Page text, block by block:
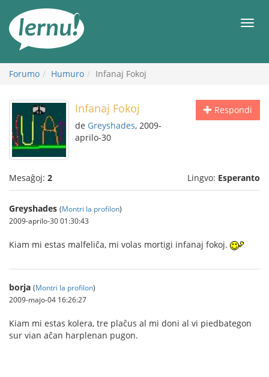
enhavo
Forumo Humuro Infanaj Fokoj
Respondi
Infanaj Fokoj
de Greyshades, 2009-
aprilo-30
Mesaĝoj: 2 Lingvo: Esperanto
Greyshades (Montri la profilon)
2009-aprilo-30 01:30:43
Kiam mi estas malfeliĉa, mi volas mortigi infanaj fokoj.
borja (Montri la profilon)
2009-majo-04 16:26:27
Kiam mi estas kolera, tre plaĉus al mi doni al vi piedbategon
sur vian aĉan harplenan pugon.